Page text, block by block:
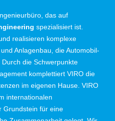
das auf
spezialisiert ist.
realisieren komplexe
Anlagenbau, die Automobil-
die Schwerpunkte
komplettiert VIRO die
im eigenen Hause. VIRO
internationalen
Grundstein für eine